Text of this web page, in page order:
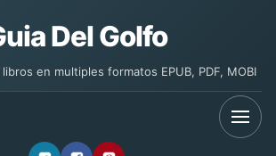
Del Golfo
en multiples formatos EPUB, PDF, MOBI